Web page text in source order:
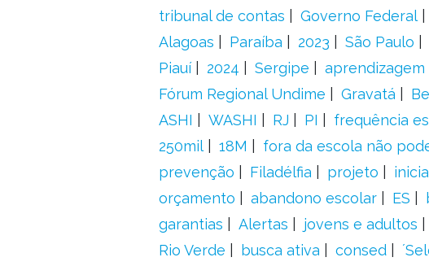
tribunal de contas
Governo Federal
Alagoas
Paraíba 2023 São Paulo
Piauí
2024 Sergipe aprendizagem
Fórum Regional Undime
Gravatá
ASHI
WASHI RJ PI frequência
250mil
18M fora da escola não
prevenção
Filadélfia projeto
orçamento
abandono escolar ES
garantias
Alertas jovens e adultos
Rio Verde
busca ativa consed